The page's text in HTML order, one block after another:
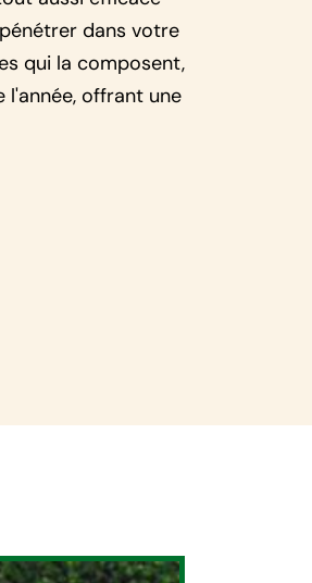
dans votre
qui la composent,
offrant une